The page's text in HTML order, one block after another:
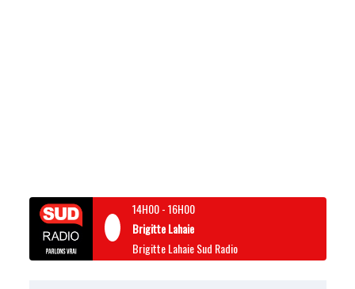
14H00-16H00
Brigitte Lahaie
Brigitte Lahaie Sud Radio